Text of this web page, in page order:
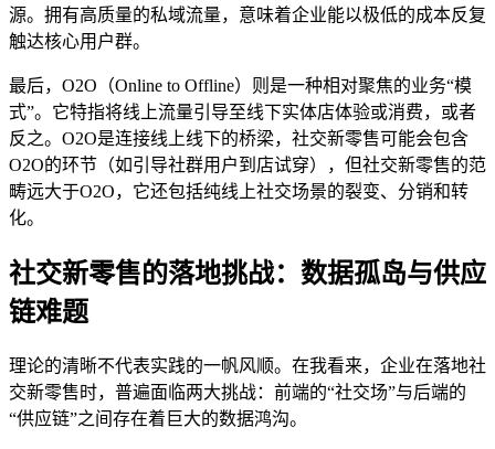
源。拥有高质量的私域流量，意味着企业能以极低的成本反复
触达核心用户群。
最后，O2O（Online to Offline）则是一种相对聚焦的业务“模
式”。它特指将线上流量引导至线下实体店体验或消费，或者
反之。O2O是连接线上线下的桥梁，社交新零售可能会包含
O2O的环节（如引导社群用户到店试穿），但社交新零售的范
畴远大于O2O，它还包括纯线上社交场景的裂变、分销和转
化。
社交新零售的落地挑战：数据孤岛与供应
链难题
理论的清晰不代表实践的一帆风顺。在我看来，企业在落地社
交新零售时，普遍面临两大挑战：前端的“社交场”与后端的
“供应链”之间存在着巨大的数据鸿沟。